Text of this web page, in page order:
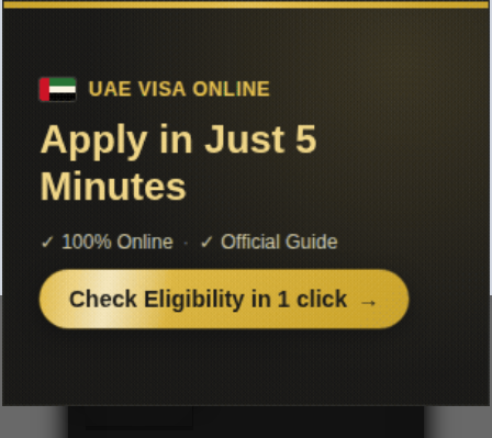
Чтобы не терять с нами связь,
подписывайся на наш
«Новый Тэнти — лишний!» ТВ-1
Добавленно: 20 января 2022 | Серии: [26 из 26]
Год:1997